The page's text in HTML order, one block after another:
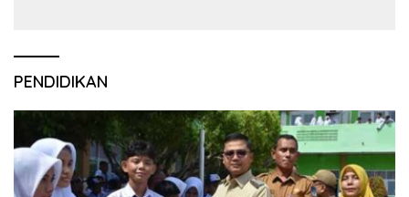
PENDIDIKAN